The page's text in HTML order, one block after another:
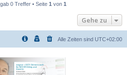
0 Treffer • Seite 1 von 1
Gehe zu
Alle Zeiten sind UTC+02:00